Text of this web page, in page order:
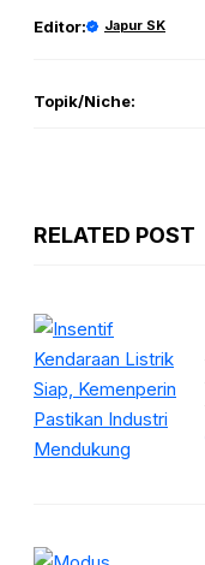
Editor: Japur SK
Topik/Niche:
RELATED POST